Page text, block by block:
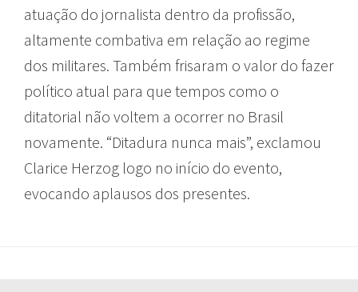
atuação do jornalista dentro da profissão,
altamente combativa em relação ao regime
dos militares. Também frisaram o valor do fazer
político atual para que tempos como o
ditatorial não voltem a ocorrer no Brasil
novamente. “Ditadura nunca mais”, exclamou
Clarice Herzog logo no início do evento,
evocando aplausos dos presentes.